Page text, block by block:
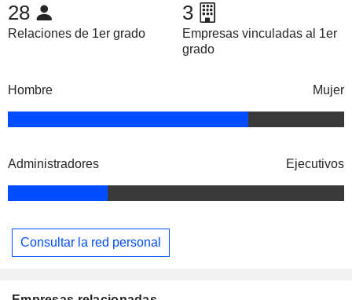
28
Relaciones de 1er grado
3
Empresas vinculadas al 1er
grado
Hombre Mujer
Administradores Ejecutivos
Consultar la red personal